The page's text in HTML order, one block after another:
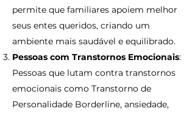
permite que familiares apoiem melhor
seus entes queridos, criando um
ambiente mais saudável e equilibrado.
Pessoas com Transtornos Emocionais:
Pessoas que lutam contra transtornos
emocionais como Transtorno de
Personalidade Borderline, ansiedade,